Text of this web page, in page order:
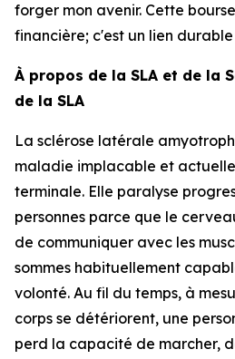
forger mon avenir. Cette
financière; c'est un lien
À propos de la SLA et de la
de la SLA
La sclérose latérale
maladie implacable et
terminale. Elle paralyse
personnes parce que le
de communiquer avec les
sommes habituellement
volonté. Au fil du temps, à
corps se détériorent, une
perd la capacité de marcher,